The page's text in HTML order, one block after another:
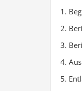
1.
2.
3.
4.
5.